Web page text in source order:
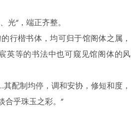
“，端正齐整。
行楷书体，均可归于馆阁体之属，
英等的书法中也可窥见馆阁体的风
配制均停，调和安协，修短和度，
合乎珠玉之彩。”